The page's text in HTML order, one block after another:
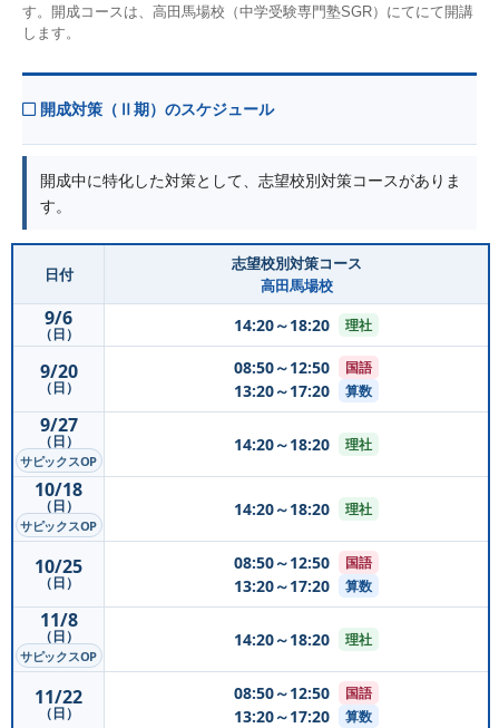
す。開成コースは、 高田馬場校（中学受験専門塾SGR） にてにて開講
します。
開成対策（Ⅱ期）のスケジュール
開成中に特化した対策として、志望校別対策コースがありま
す。
日付
志望校別対策コース
高田馬場校
9/6
（日） 14:20～18:20 理社
9/20
（日）
08:50～12:50 国語
13:20～17:20 算数
9/27
（日）
サピックスOP
14:20～18:20 理社
10/18
（日）
サピックスOP
14:20～18:20 理社
10/25
（日）
08:50～12:50 国語
13:20～17:20 算数
11/8
（日）
サピックスOP
14:20～18:20 理社
11/22
（日）
08:50～12:50 国語
13:20～17:20 算数
動画
お問い合わせ